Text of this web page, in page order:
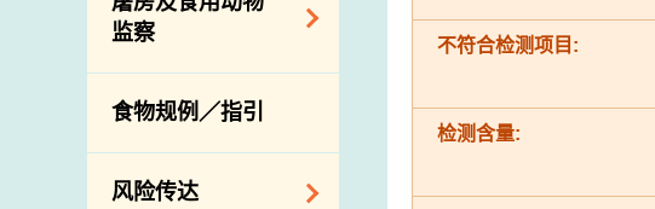
食物安全之风险评
估
食物事故应变及管
理
食物消费量调查
络内地有关当局
进口食物管制
口检验
出口食物往内地
出口商及业界的消
息
监察
规管农业化学物及
兽医药物在食用动
物上的使用
屠房及疾病监测
食物规例／指引
风险传达
不符合检测项目:
检测含量: